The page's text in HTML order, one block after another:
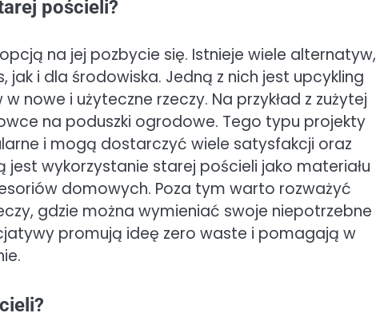
pościeli?
na jej pozbycie się. Istnieje wiele alternatyw,
i dla środowiska. Jedną z nich jest upcykling
nowe i użyteczne rzeczy. Na przykład z zużytej
na poduszki ogrodowe. Tego typu projekty
i mogą dostarczyć wiele satysfakcji oraz
wykorzystanie starej pościeli jako materiału
domowych. Poza tym warto rozważyć
gdzie można wymieniać swoje niepotrzebne
promują ideę zero waste i pomagają w